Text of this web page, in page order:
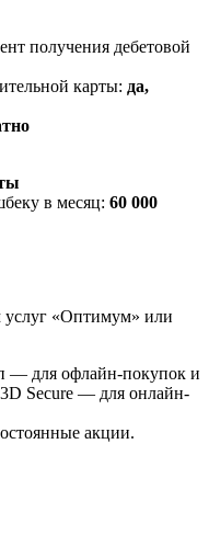
получения дебетовой
карты: да,
в месяц: 60 000
услуг «Оптимум» или
— для офлайн-покупок и
Secure — для онлайн-
акции.